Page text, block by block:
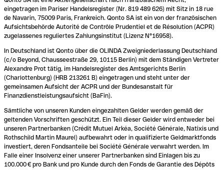
eingetragen im Pariser Handelsregister (Nr. 819 489 626) mit Sitz in 18 rue
de Navarin, 75009 Paris, Frankreich. Qonto SA ist ein von der französischen
Aufsichtsbehörde Autorité de Contrôle Prudentiel et de Résolution (ACPR)
zugelassenes reguliertes Zahlungsinstitut (Lizenz N°16958).
In Deutschland ist Qonto über die OLINDA Zweigniederlassung Deutschland
(c/o Beyond, Chausseestraße 29, 10115 Berlin) mit dem Ständigen Vertreter
Alexandre Prot tätig, im Handelsregister des Amtsgerichts Berlin
(Charlottenburg) (HRB 213261 B) eingetragen und steht unter der
gemeinsamen Aufsicht der ACPR und der Bundesanstalt für
Finanzdienstleistungsaufsicht (BaFin).
Sämtliche von unseren Kunden eingezahlten Gelder werden gemäß der
geltenden Vorschriften geschützt. Ein Teil dieser Gelder wird entweder bei
unseren Partnerbanken (Crédit Mutuel Arkéa, Société Générale, Natixis und
Rothschild Martin Maurel) aufbewahrt oder in qualifizierte Geldmarktfonds
investiert, deren Fondsanteile bei Société Générale verwahrt werden. Im
Falle einer Insolvenz einer unserer Partnerbanken sind Einlagen bis zu
100.000 € pro Bank und pro Kunde durch den Fonds de Garantie des Dépôts